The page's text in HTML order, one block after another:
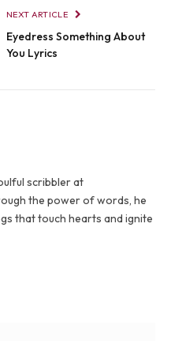
NEXT ARTICLE
Eyedress Something About
You Lyrics
scribbler at
the power of words, he
that touch hearts and ignite